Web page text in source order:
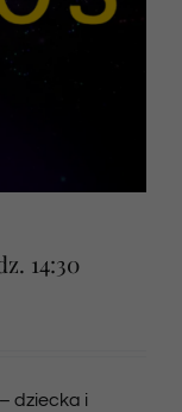
14:30
dziecka i